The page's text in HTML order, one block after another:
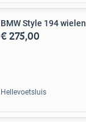
BMW Style 194 wielen
€ 275,00
Hellevoetsluis